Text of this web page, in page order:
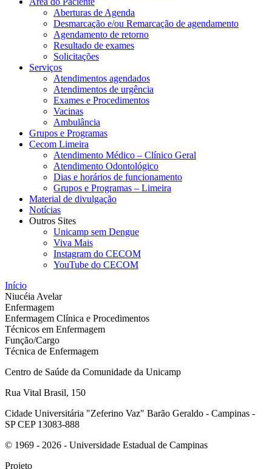
Aberturas de Agenda
Desmarcação e/ou Remarcação de agendamento
Agendamento de retorno
Resultado de exames
Solicitações
Serviços
Atendimentos agendados
Atendimentos de urgência
Exames e Procedimentos
Vacinas
Ambulância
Grupos e Programas
Cecom Limeira
Atendimento Médico – Clínico Geral
Atendimento Odontológico
Dias e horários de funcionamento
Grupos e Programas – Limeira
Material de divulgação
Notícias
Outros Sites
Unicamp sem Dengue
Viva Mais
Instagram do CECOM
YouTube do CECOM
Início
Niucéia Avelar
Enfermagem
Enfermagem Clínica e Procedimentos
Técnicos em Enfermagem
Função/Cargo
Técnica de Enfermagem
Centro de Saúde da Comunidade da Unicamp
Rua Vital Brasil, 150
Cidade Universitária "Zeferino Vaz" Barão Geraldo - Campinas -
SP CEP 13083-888
© 1969 - 2026 - Universidade Estadual de Campinas
Projeto